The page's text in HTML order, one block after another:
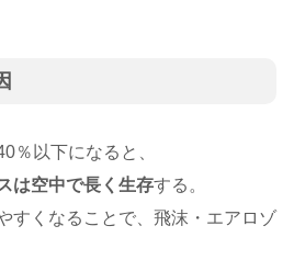
％以下になると、
は空中で長く生存する。
すくなることで、飛沫・エアロゾ